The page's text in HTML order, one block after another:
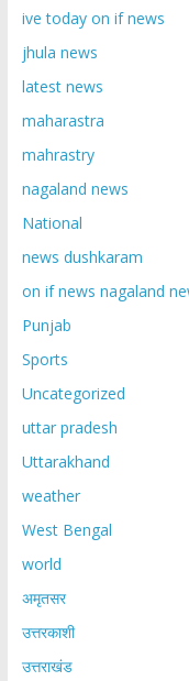
ive today on if news
jhula news
latest news
maharastra
mahrastry
nagaland news
National
news dushkaram
on if news nagaland
Punjab
Sports
Uncategorized
uttar pradesh
Uttarakhand
weather
West Bengal
world
अमृतसर
उत्तरकाशी
उत्तराखंड